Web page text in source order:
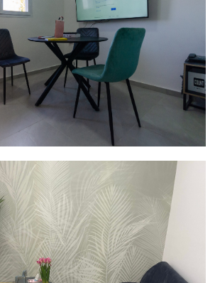
משרד נח
לכל בעל עסק לעבודת משרד ופגישות
חדרי ישיבות
עיצוב נפלא, אינטימי, מרווח